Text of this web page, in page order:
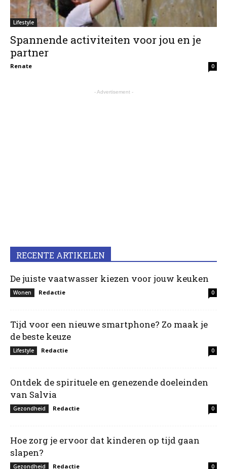
Lifestyle
Spannende activiteiten voor jou en je
partner
Renate 0
- Advertisement -
RECENTE ARTIKELEN
De juiste vaatwasser kiezen voor jouw keuken
Wonen Redactie 0
Tijd voor een nieuwe smartphone? Zo maak je
de beste keuze
Lifestyle Redactie 0
Ontdek de spirituele en genezende doeleinden
van Salvia
Gezondheid Redactie 0
Hoe zorg je ervoor dat kinderen op tijd gaan
slapen?
Gezondheid Redactie 0